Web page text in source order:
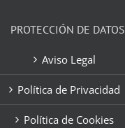
PROTECCIÓN DE DATOS
Aviso Legal
Política de Privacidad
Política de Cookies